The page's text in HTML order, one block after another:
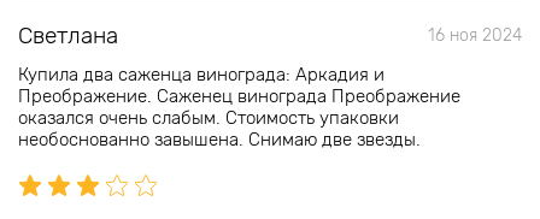
Светлана 16 ноя 2024
Купила два саженца винограда: Аркадия и
Преображение. Саженец винограда Преображение
оказался очень слабым. Стоимость упаковки
необоснованно завышена. Снимаю две звезды.